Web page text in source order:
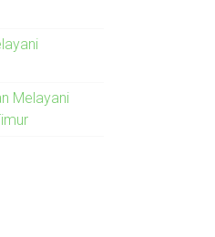
Melayani